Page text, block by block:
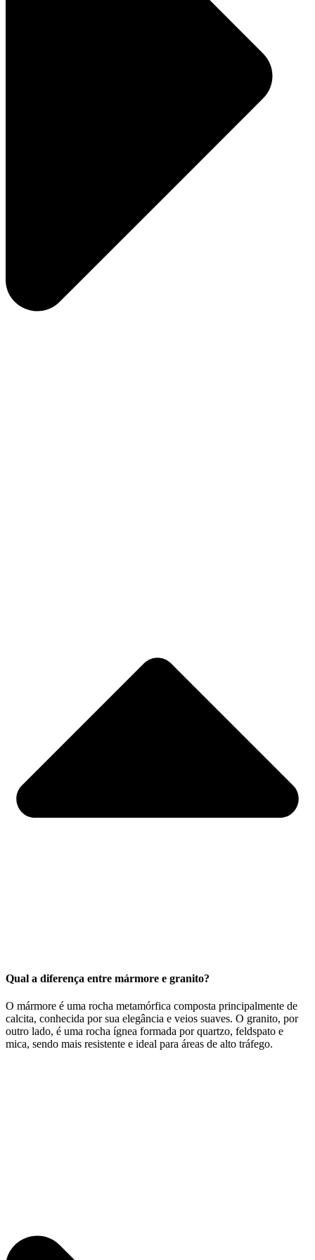
Qual a diferença entre mármore e granito?
O mármore é uma rocha metamórfica composta principalmente de
calcita, conhecida por sua elegância e veios suaves. O granito, por
outro lado, é uma rocha ígnea formada por quartzo, feldspato e
mica, sendo mais resistente e ideal para áreas de alto tráfego.